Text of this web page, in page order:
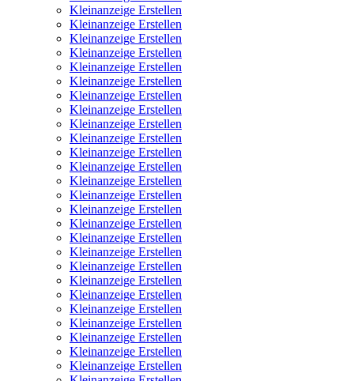
Kleinanzeige Erstellen
Kleinanzeige Erstellen
Kleinanzeige Erstellen
Kleinanzeige Erstellen
Kleinanzeige Erstellen
Kleinanzeige Erstellen
Kleinanzeige Erstellen
Kleinanzeige Erstellen
Kleinanzeige Erstellen
Kleinanzeige Erstellen
Kleinanzeige Erstellen
Kleinanzeige Erstellen
Kleinanzeige Erstellen
Kleinanzeige Erstellen
Kleinanzeige Erstellen
Kleinanzeige Erstellen
Kleinanzeige Erstellen
Kleinanzeige Erstellen
Kleinanzeige Erstellen
Kleinanzeige Erstellen
Kleinanzeige Erstellen
Kleinanzeige Erstellen
Kleinanzeige Erstellen
Kleinanzeige Erstellen
Kleinanzeige Erstellen
Kleinanzeige Erstellen